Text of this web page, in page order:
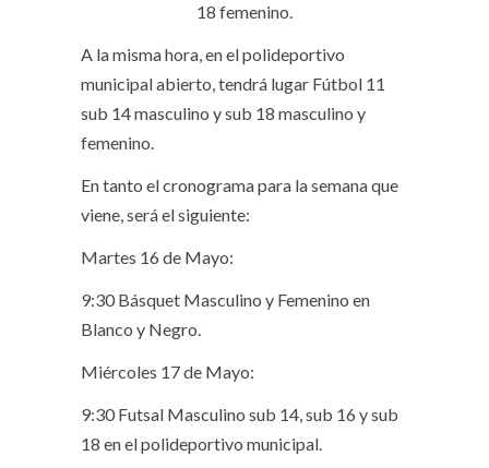
18 femenino.
A la misma hora, en el polideportivo
municipal abierto, tendrá lugar Fútbol 11
sub 14 masculino y sub 18 masculino y
femenino.
En tanto el cronograma para la semana que
viene, será el siguiente:
Martes 16 de Mayo:
9:30 Básquet Masculino y Femenino en
Blanco y Negro.
Miércoles 17 de Mayo:
9:30 Futsal Masculino sub 14, sub 16 y sub
18 en el polideportivo municipal.